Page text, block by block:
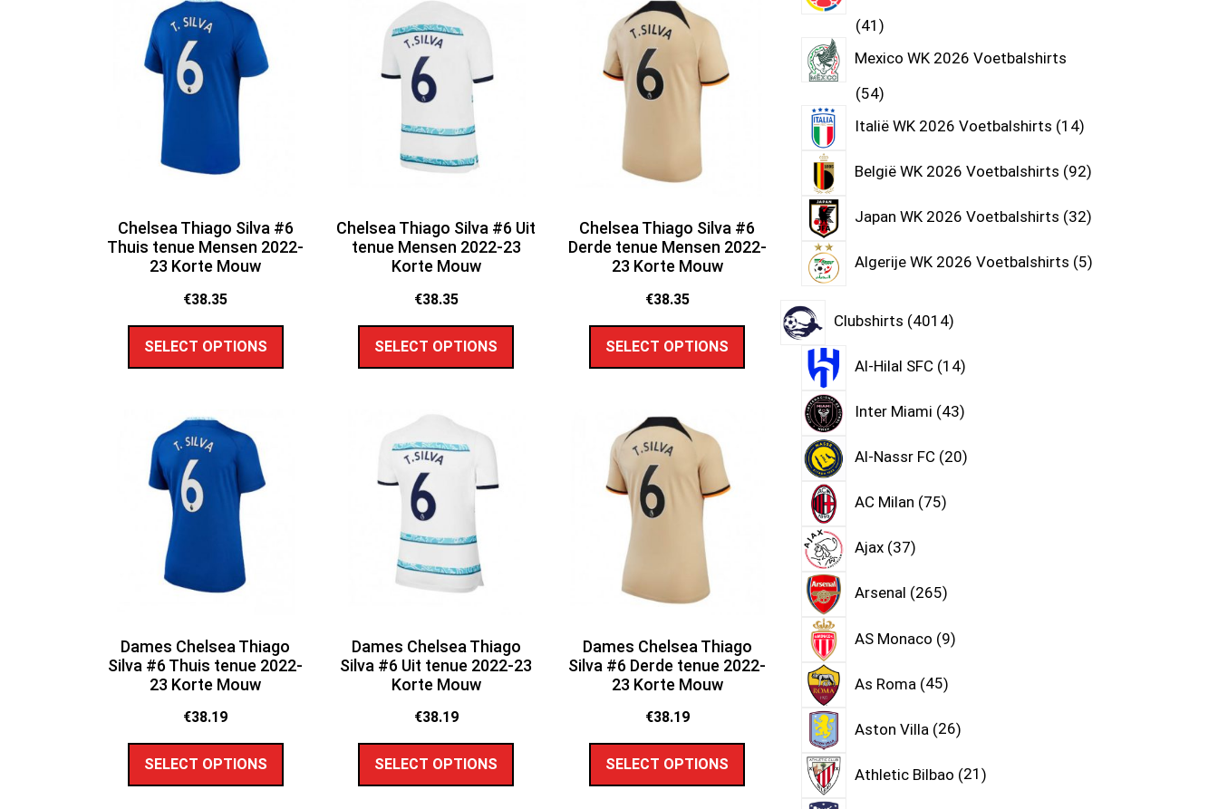
Chelsea Thiago Silva #6
Thuis tenue Mensen 2022-
23 Korte Mouw
€38.35
SELECT OPTIONS
Chelsea Thiago Silva #6 Uit
tenue Mensen 2022-23
Korte Mouw
€38.35
SELECT OPTIONS
Chelsea Thiago Silva #6
Derde tenue Mensen 2022-
23 Korte Mouw
€38.35
SELECT OPTIONS
Dames Chelsea Thiago
Silva #6 Thuis tenue 2022-
23 Korte Mouw
€38.19
SELECT OPTIONS
Dames Chelsea Thiago
Silva #6 Uit tenue 2022-23
Korte Mouw
€38.19
SELECT OPTIONS
Dames Chelsea Thiago
Silva #6 Derde tenue 2022-
23 Korte Mouw
€38.19
SELECT OPTIONS
41
Mexico WK 2026 Voetbalshirts
54
Italië WK 2026 Voetbalshirts 14
België WK 2026 Voetbalshirts 92
Japan WK 2026 Voetbalshirts 32
Algerije WK 2026 Voetbalshirts 5
Clubshirts 4014
Al-Hilal SFC 14
Inter Miami 43
Al-Nassr FC 20
AC Milan 75
Ajax 37
Arsenal 265
AS Monaco 9
As Roma 45
Aston Villa 26
Athletic Bilbao 21